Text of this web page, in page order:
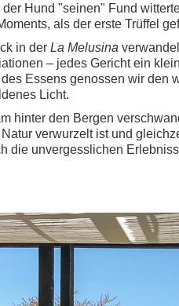
Hund "seinen" Fund
als der erste Trüffel
in der La Melusina
– jedes Gericht ein
Essens genossen wir
Licht.
hinter den Bergen
verwurzelt ist und
die unvergesslichen